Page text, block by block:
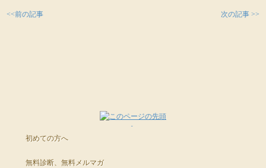
<<前の記事 次の記事 >>
初めての方へ
無料診断、無料メルマガ